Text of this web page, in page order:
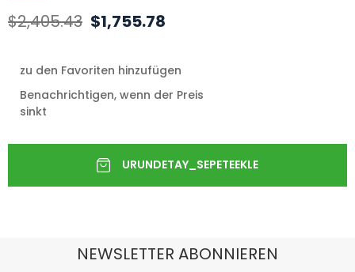
$2,405.43 $1,755.78
zu den Favoriten hinzufügen
Benachrichtigen, wenn der Preis
sinkt
NEWSLETTER ABONNIEREN